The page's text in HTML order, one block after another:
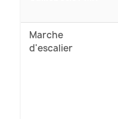
Marche
d'escalier